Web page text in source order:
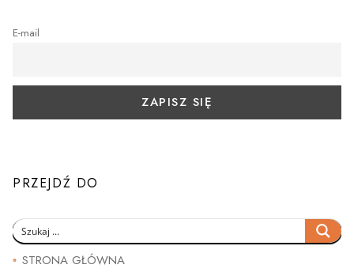
E-mail
PRZEJDŹ DO
STRONA GŁÓWNA